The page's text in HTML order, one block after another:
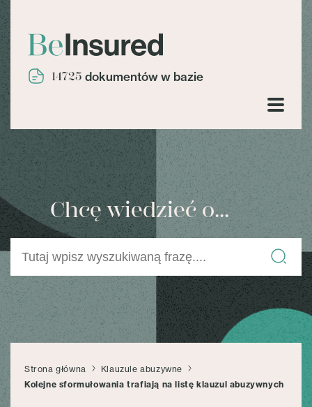
14725 dokumentów w bazie
Chcę wiedzieć o...
Strona główna
Klauzule abuzywne
Kolejne sformułowania trafiają na listę klauzul abuzywnych